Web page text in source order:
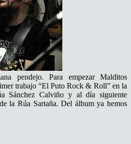
pendejo. Para empezar Malditos
trabajo “El Puto Rock & Roll” en la
Sánchez Calviño y al día siguiente
la Rúa Sartaña. Del álbum ya hemos